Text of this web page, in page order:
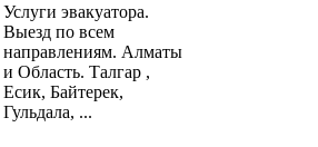
Услуги эвакуатора.
Выезд по всем
направлениям. Алматы
и Область. Талгар ,
Есик, Байтерек,
Гульдала, ...